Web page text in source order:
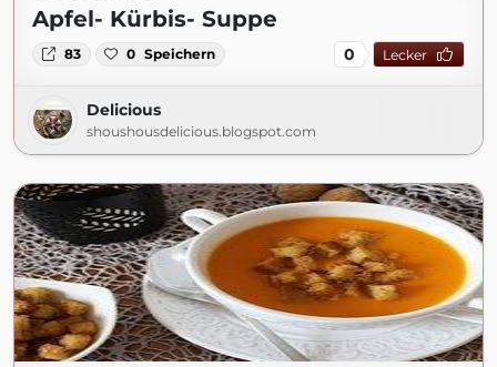
Apfel- Kürbis- Suppe
83 0 Speichern 0 Lecker
Delicious
shoushousdelicious.blogspot.com